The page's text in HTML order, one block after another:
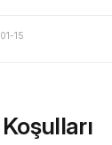
15
Koşulları